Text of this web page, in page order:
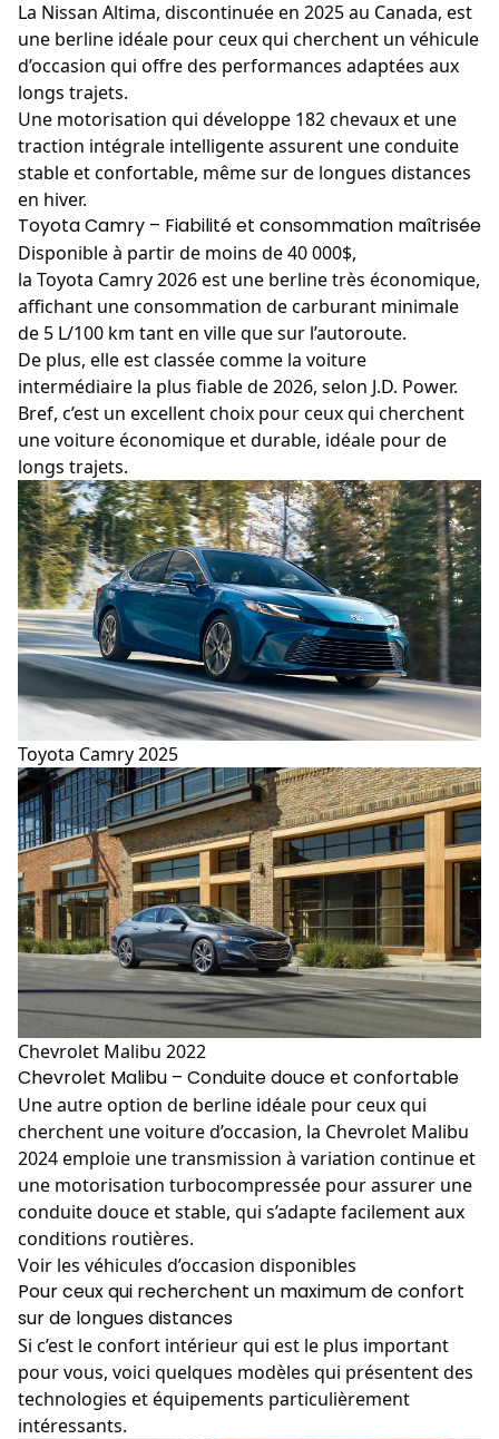
La Nissan Altima, discontinuée en 2025 au Canada, est
une berline idéale pour ceux qui cherchent un véhicule
d’occasion qui offre des performances adaptées aux
longs trajets.
Une motorisation qui développe 182 chevaux et une
traction intégrale intelligente assurent une conduite
stable et confortable, même sur de longues distances
en hiver.
Toyota Camry – Fiabilité et consommation maîtrisée
Disponible à partir de moins de 40 000$,
la Toyota Camry 2026 est une berline très économique,
affichant une consommation de carburant minimale
de 5 L/100 km tant en ville que sur l’autoroute.
De plus, elle est classée comme la voiture
intermédiaire la plus fiable de 2026, selon J.D. Power.
Bref, c’est un excellent choix pour ceux qui cherchent
une voiture économique et durable, idéale pour de
longs trajets.
Toyota Camry 2025
Chevrolet Malibu 2022
Chevrolet Malibu – Conduite douce et confortable
Une autre option de berline idéale pour ceux qui
cherchent une voiture d’occasion, la Chevrolet Malibu
2024 emploie une transmission à variation continue et
une motorisation turbocompressée pour assurer une
conduite douce et stable, qui s’adapte facilement aux
conditions routières.
Voir les véhicules d’occasion disponibles
Pour ceux qui recherchent un maximum de confort
sur de longues distances
Si c’est le confort intérieur qui est le plus important
pour vous, voici quelques modèles qui présentent des
technologies et équipements particulièrement
intéressants.